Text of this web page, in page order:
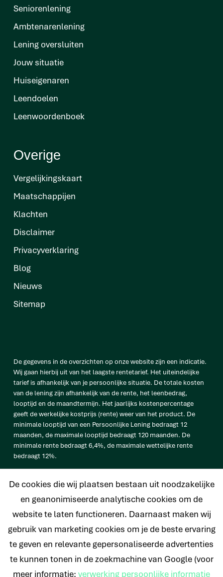
Seniorenlening
Ambtenarenlening
Lening oversluiten
Jouw situatie
Huiseigenaren
Leendoelen
Leenwoordenboek
Overige
Vergelijkingskaart
Maatschappijen
Klachten
Disclaimer
Privacyverklaring
Blog
Nieuws
Sitemap
De gegevens in de overzichten op onze website zijn een indicatie.
Wij gaan hierbij uit van het laagste rentetarief. Het uiteindelijke
tarief is afhankelijk van je persoonlijke situatie. De totale kosten
van de lening zijn afhankelijk van de rente, het leenbedrag,
looptijd en de maandtermijn. Het jaarlijks kostenpercentage
geeft de werkelijke kostprijs (rente) weer van het product. De
minimale looptijd van een Persoonlijke Lening bedraagt 12
maanden, de maximale looptijd bedraagt 120 maanden. De
minimale rente bedraagt 6,4%, de maximale wettelijke rente
bedraagt 12%.
bedraagt € 33.638 op basis van een looptijd van 120 maanden met
een maandtermijn van € 280,32 en een rentetarief van 6,4%.
© 2026 Nederlands Krediet Collectief
De cookies die wij plaatsen bestaan uit noodzakelijke
en geanonimiseerde analytische cookies om de
website te laten functioneren. Daarnaast maken wij
gebruik van marketing cookies om je de beste ervaring
te geven en relevante gepersonaliseerde advertenties
te kunnen tonen in de zoekmachine van Google (voor
meer informatie: verwerking persoonlijke informatie